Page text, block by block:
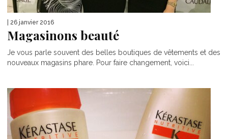
| 26 janvier 2016
Magasinons beauté
Je vous parle souvent des belles boutiques de vêtements et des
nouveaux magasins phare. Pour faire changement, voici...